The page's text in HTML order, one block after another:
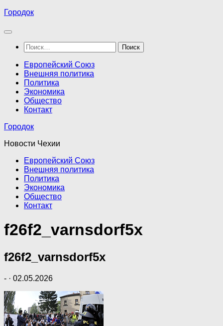
Перейти
содержимому
Городок
Найти:
Европейский Союз
Внешняя политика
Политика
Экономика
Общество
Контакт
Городок
Новости Чехии
Европейский Союз
Внешняя политика
Политика
Экономика
Общество
Контакт
f26f2_varnsdorf5x
f26f2_varnsdorf5x
- · 02.05.2026